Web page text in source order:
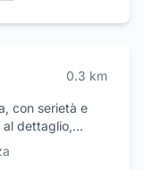
e
0.3 km
con serietà e
al dettaglio,
oreficeria
troverete